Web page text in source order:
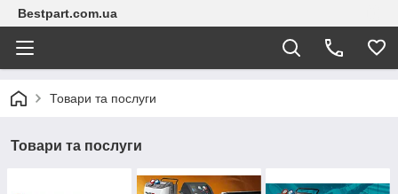
Bestpart.com.ua
Товари та послуги
Товари та послуги